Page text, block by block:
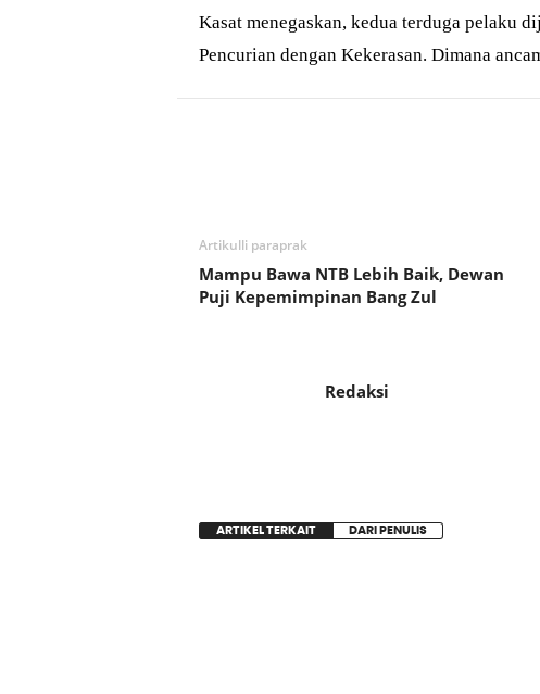
Kasat menegaskan, kedua terduga pelaku
Pencurian dengan Kekerasan. Dimana
Artikulli paraprak
Mampu Bawa NTB Lebih Baik, Dewan
Puji Kepemimpinan Bang Zul
Redaksi
ARTIKEL TERKAIT DARI PENULIS